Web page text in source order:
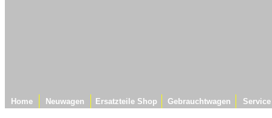
Home Neuwagen Ersatzteile Shop Gebrauchtwagen Service